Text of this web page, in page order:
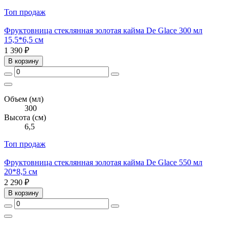
Топ продаж
Фруктовница стеклянная золотая кайма De Glace 300 мл
15,5*6,5 см
1 390 ₽
В корзину
Объем (мл)
300
Высота (см)
6,5
Топ продаж
Фруктовница стеклянная золотая кайма De Glace 550 мл
20*8,5 см
2 290 ₽
В корзину